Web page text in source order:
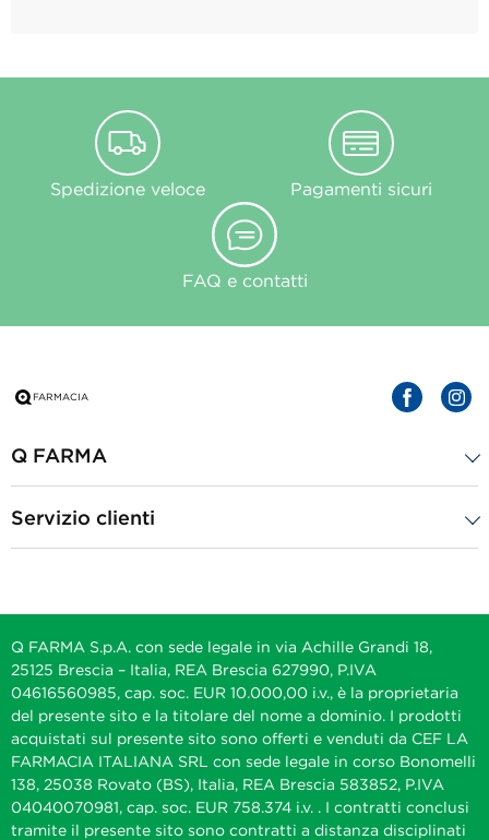
Spedizione veloce Pagamenti sicuri
FAQ e contatti
Q FARMA
Servizio clienti
Q FARMA S.p.A. con sede legale in via Achille Grandi 18,
25125 Brescia – Italia, REA Brescia 627990, P.IVA
04616560985, cap. soc. EUR 10.000,00 i.v., è la proprietaria
del presente sito e la titolare del nome a dominio. I prodotti
acquistati sul presente sito sono offerti e venduti da CEF LA
FARMACIA ITALIANA SRL con sede legale in corso Bonomelli
138, 25038 Rovato (BS), Italia, REA Brescia 583852, P.IVA
04040070981, cap. soc. EUR 758.374 i.v. . I contratti conclusi
tramite il presente sito sono contratti a distanza disciplinati